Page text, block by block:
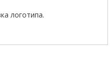
логотипа.